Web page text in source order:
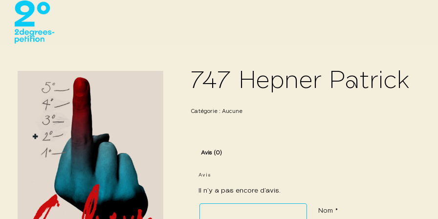
747 Hepner Patrick
Catégorie : Aucune
Avis (0)
Avis
Il n’y a pas encore d’avis.
Nom *